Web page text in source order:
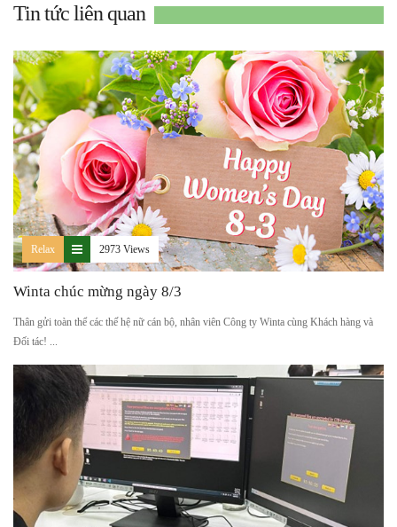
Tin tức liên quan
Relax 2973 Views
Winta chúc mừng ngày 8/3
Thân gửi toàn thể các thế hệ nữ cán bộ, nhân viên Công ty Winta cùng Khách hàng và
Đối tác! ...